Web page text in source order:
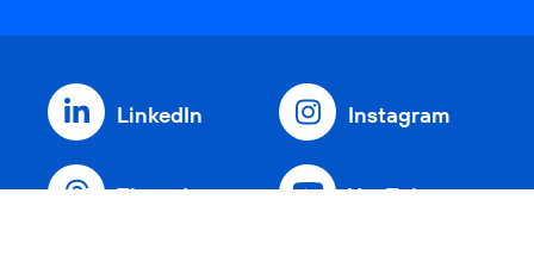
LinkedIn Instagram
Threads YouTube